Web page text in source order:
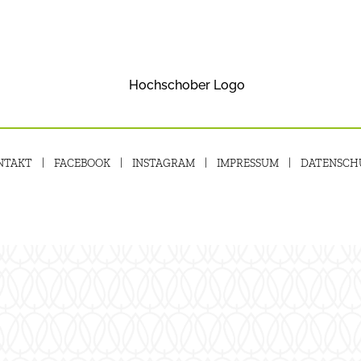
FACEBOOK INSTAGRAM IMPRESSUM